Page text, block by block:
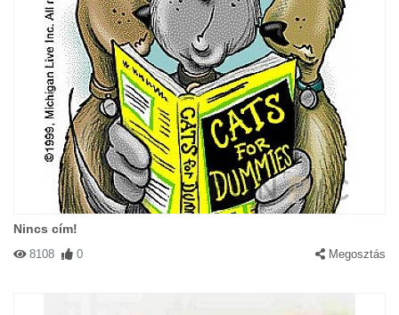
Nincs cím!
8108 0 Megosztás